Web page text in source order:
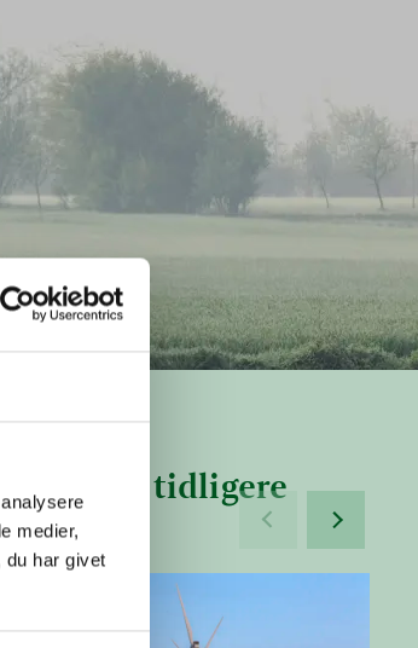
medier,
du har givet
over tidligere
Læs mere om Nyhedsbreve 2023